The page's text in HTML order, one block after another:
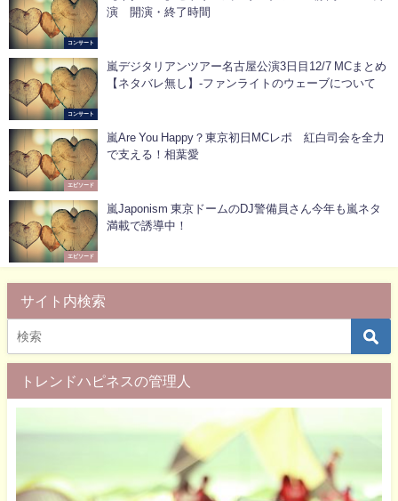
コンサート
演 開演・終了時間
コンサート
嵐デジタリアンツアー名古屋公演3日目12/7 MCまとめ
【ネタバレ無し】-ファンライトのウェーブについて
エピソード
嵐Are You Happy？東京初日MCレポ 紅白司会を全力
で支える！相葉愛
エピソード
嵐Japonism 東京ドームのDJ警備員さん今年も嵐ネタ
満載で誘導中！
サイト内検索
トレンドハピネスの管理人